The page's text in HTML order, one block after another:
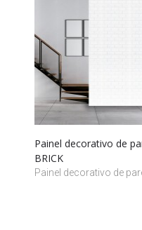
Painel decorativo de
BRICK
Painel decorativo de